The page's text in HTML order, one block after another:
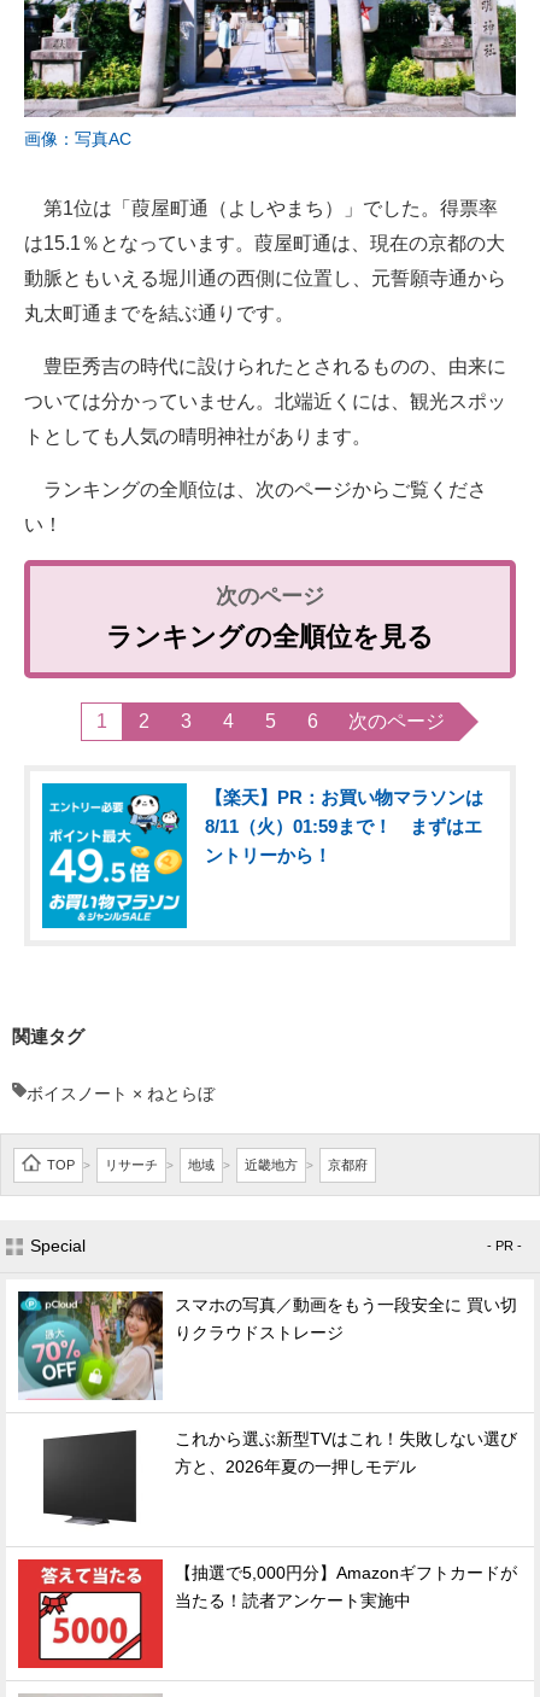
画像：写真AC
第1位は「葭屋町通（よしやまち）」でした。得票率
は15.1％となっています。葭屋町通は、現在の京都の大
動脈ともいえる堀川通の西側に位置し、元誓願寺通から
丸太町通までを結ぶ通りです。
豊臣秀吉の時代に設けられたとされるものの、由来に
ついては分かっていません。北端近くには、観光スポッ
トとしても人気の晴明神社があります。
ランキングの全順位は、次のページからご覧くださ
い！
ランキングの全順位を見る
1 2 3 4 5 6 次のページ
【楽天】PR：お買い物マラソンは
8/11（火）01:59まで！ まずはエ
ントリーから！
関連タグ
ボイスノート × ねとらぼ
TOP > リサーチ > 地域 > 近畿地方 > 京都府
Special - PR -
スマホの写真／動画をもう一段安全に 買い切
りクラウドストレージ
これから選ぶ新型TVはこれ！失敗しない選び
方と、2026年夏の一押しモデル
【抽選で5,000円分】Amazonギフトカードが
当たる！読者アンケート実施中